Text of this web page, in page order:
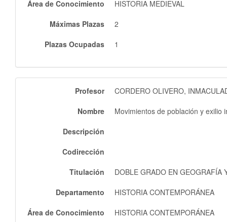
Área de Conocimiento
HISTORIA MEDIEVAL
Máximas Plazas
2
Plazas Ocupadas
1
Profesor
CORDERO OLIVERO,
Nombre
Movimientos de población y exilio
Descripción
Codirección
Titulación
DOBLE GRADO EN GEOGRAFÍA
Departamento
HISTORIA CONTEMPORÁNEA
Área de Conocimiento
HISTORIA CONTEMPORÁNEA